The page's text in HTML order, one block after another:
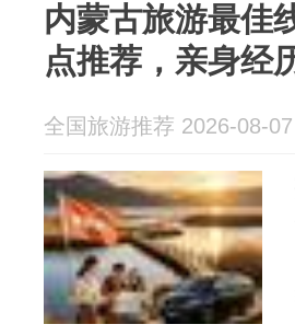
内蒙古旅游最佳
点推荐，亲身经
全国旅游推荐 2026-08-07